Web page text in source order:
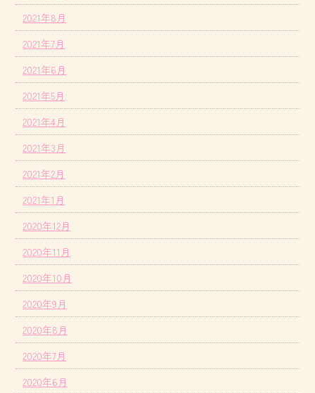
2021年8月
2021年7月
2021年6月
2021年5月
2021年4月
2021年3月
2021年2月
2021年1月
2020年12月
2020年11月
2020年10月
2020年9月
2020年8月
2020年7月
2020年6月